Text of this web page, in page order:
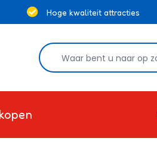
Hoge kwaliteit attracties